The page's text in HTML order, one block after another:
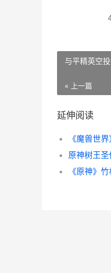
与平精英空
« 上一篇
延伸阅读